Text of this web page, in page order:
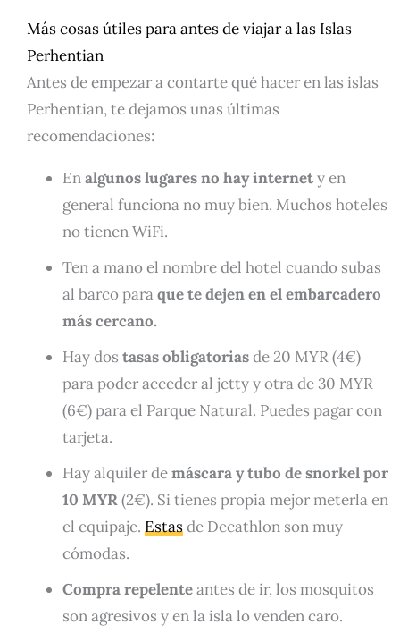
Más cosas útiles para antes de viajar a las Islas
Perhentian
Antes de empezar a contarte qué hacer en las islas
Perhentian, te dejamos unas últimas
recomendaciones:
Enalgunos lugares no hay internety en
general funciona no muy bien. Muchos hoteles
no tienen WiFi.
Ten a mano el nombre del hotel cuando subas
al barco paraque te dejen en el embarcadero
más cercano.
Hay dos tasas obligatoriasde 20 MYR (4€)
para poder acceder al jetty y otra de 30 MYR
(6€) para el Parque Natural. Puedes pagar con
tarjeta.
Hay alquiler demáscara y tubo de snorkel por
10 MYR(2€). Si tienes propia mejor meterla en
el equipaje. Estasde Decathlon son muy
cómodas.
Compra repelenteantes de ir, los mosquitos
son agresivos y en la isla lo venden caro.